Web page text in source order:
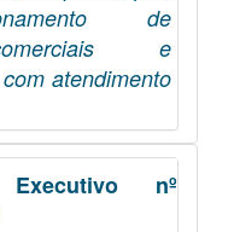
de
e
atendimento
Executivo nº